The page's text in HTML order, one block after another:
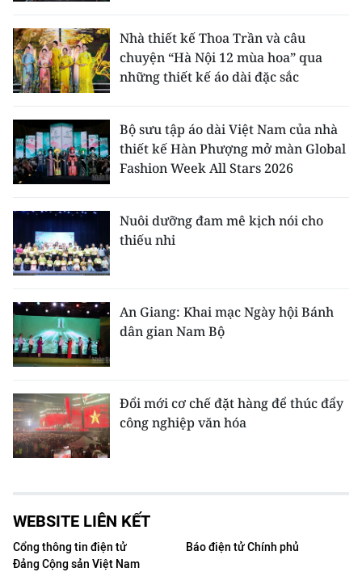
Nhà thiết kế Thoa Trần và câu
chuyện “Hà Nội 12 mùa hoa” qua
những thiết kế áo dài đặc sắc
Bộ sưu tập áo dài Việt Nam của nhà
thiết kế Hàn Phượng mở màn Global
Fashion Week All Stars 2026
Nuôi dưỡng đam mê kịch nói cho
thiếu nhi
An Giang: Khai mạc Ngày hội Bánh
dân gian Nam Bộ
Đổi mới cơ chế đặt hàng để thúc đẩy
công nghiệp văn hóa
WEBSITE LIÊN KẾT
Cổng thông tin điện tử
Đảng Cộng sản Việt Nam
Báo điện tử Chính phủ